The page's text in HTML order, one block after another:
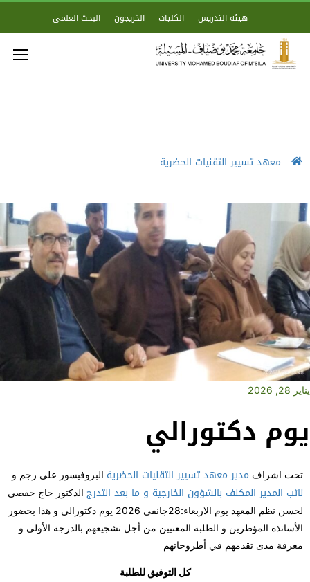
هيئة التدريس الكليات الخريجون البحث العلمي
معهد تسيير التقنيات الحضرية
يناير 28, 2026
يوم دكتورالي
تحت اشراف مدير معهد تسيير التقنيات الحضرية البروفيسور علي رجم و
نائب المدير المكلف بالشؤون الخارجية و ما بعد التدرج الدكتور حاج حفصي
لحسن نظم المعهد يوم الاربعاء:28جانفي 2026 يوم دكتورالي و هذا بحضور
الأساتذة المؤطرين و الطلبة المعنيين من أجل تشجيعهم بالدرجة الأولى و
معرفة مدى تقدمهم في أطروحاتهم
كل التوفيق للطلبة